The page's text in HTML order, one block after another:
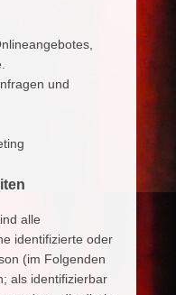
und
alle
identifizierte oder
(im Folgenden
als identifizierbar